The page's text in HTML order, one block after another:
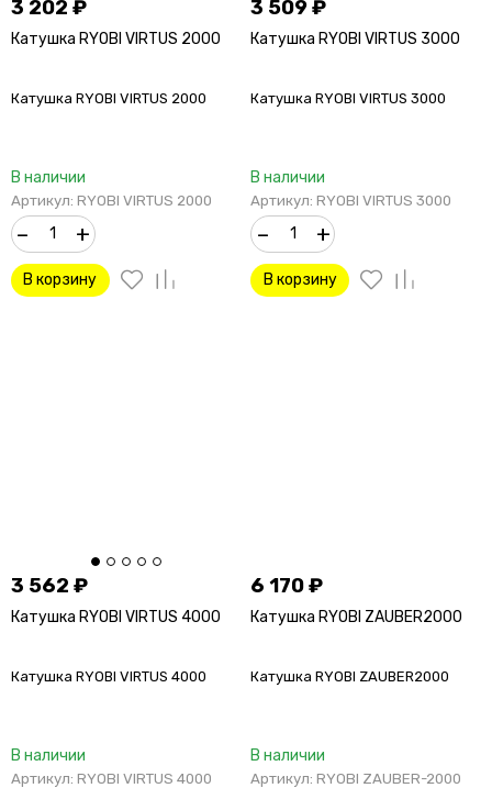
3 202 ₽
Катушка RYOBI VIRTUS 2000
Катушка RYOBI VIRTUS 2000
В наличии
Артикул: RYOBI VIRTUS 2000
– +
В корзину
3 509₽
Катушка RYOBI VIRTUS 3000
Катушка RYOBI VIRTUS 3000
В наличии
Артикул: RYOBI VIRTUS 3000
– +
В корзину
3 562 ₽
Катушка RYOBI VIRTUS 4000
Катушка RYOBI VIRTUS 4000
В наличии
Артикул: RYOBI VIRTUS 4000
6 170₽
Катушка RYOBI ZAUBER2000
Катушка RYOBI ZAUBER2000
В наличии
Артикул: RYOBI ZAUBER-2000